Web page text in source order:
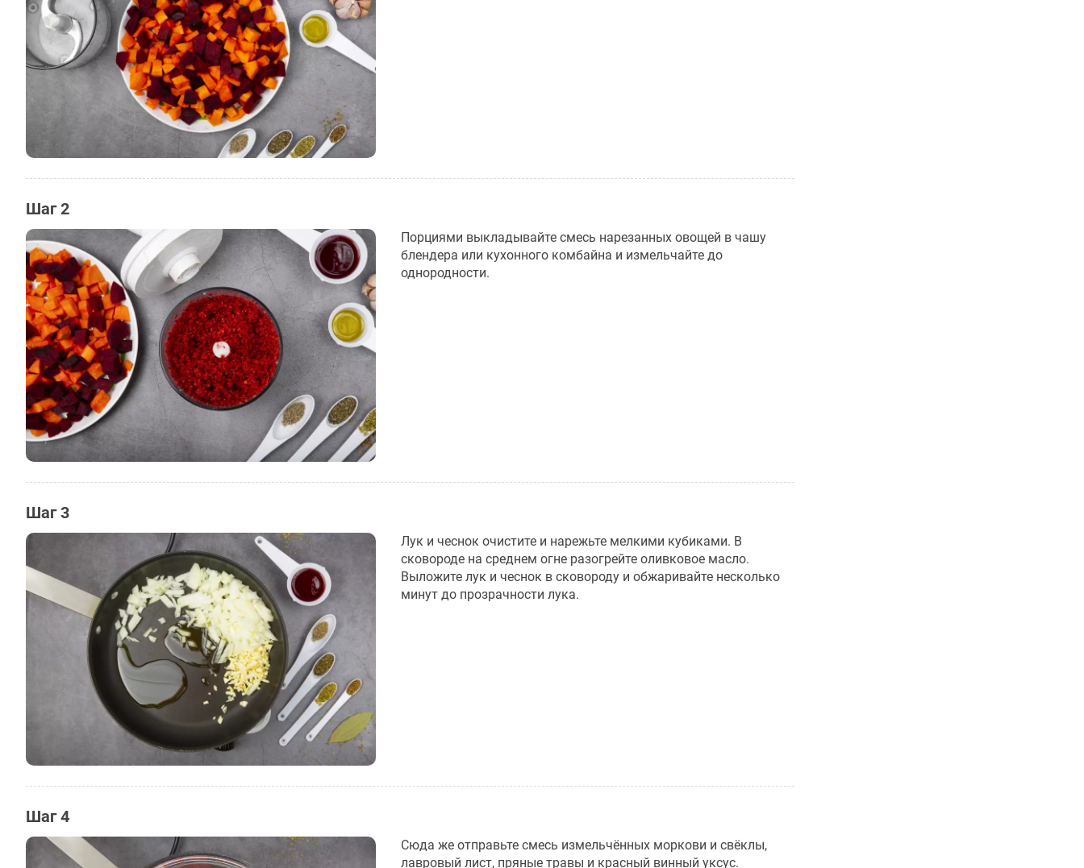
Шаг 2
Порциями выкладывайте смесь нарезанных овощей в чашу
блендера или кухонного комбайна и измельчайте до
однородности.
Шаг 3
Лук и чеснок очистите и нарежьте мелкими кубиками. В
сковороде на среднем огне разогрейте оливковое масло.
Выложите лук и чеснок в сковороду и обжаривайте несколько
минут до прозрачности лука.
Шаг 4
Сюда же отправьте смесь измельчённых моркови и свёклы,
лавровый лист, пряные травы и красный винный уксус.